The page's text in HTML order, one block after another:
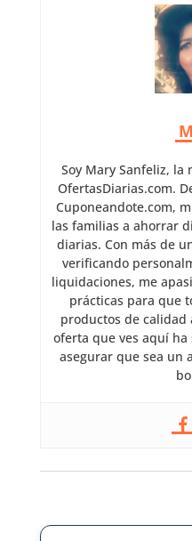
Soy Mary Sanfeliz,
OfertasDiarias.com.
Cuponeandote.com,
las familias a ahorrar
diarias. Con más de
verificando
liquidaciones, me
prácticas para que
productos de calidad
oferta que ves aquí
asegurar que sea un